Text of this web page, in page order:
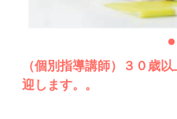
（個別指導講師）３０歳
迎します。。